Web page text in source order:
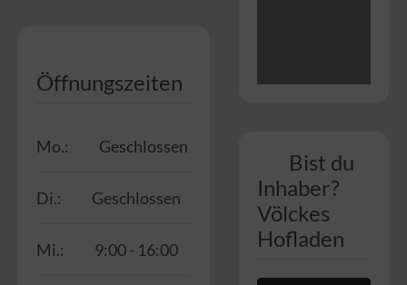
Öffnungszeiten
Mo.: Geschlossen
Di.: Geschlossen
Mi.: 9:00 - 16:00
Bist du
Inhaber?
Völckes
Hofladen